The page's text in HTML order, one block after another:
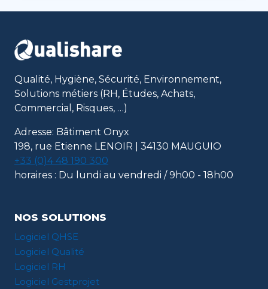
!
Qualité, Hygiène, Sécurité, Environnement,
Solutions métiers (RH, Études, Achats,
Commercial, Risques, …)
Adresse: Bâtiment Onyx
198, rue Etienne LENOIR | 34130 MAUGUIO
+33 (0)4 48 190 300
horaires : Du lundi au vendredi / 9h00 - 18h00
NOS SOLUTIONS
Logiciel QHSE
Logiciel Qualité
Logiciel RH
Logiciel Gestprojet